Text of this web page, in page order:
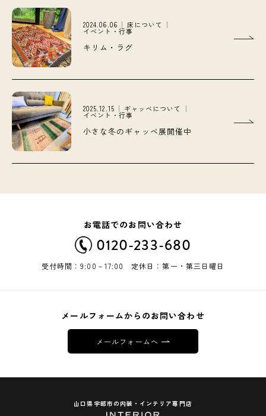
2024.06.06 床について
イベント・行事
キリム・ラグ
2025.12.15 ギャッベについて
イベント・行事
小さな冬のギャッベ展開催中
お電話でのお問い合わせ
0120-233-680
受付時間：9:00－17:00 定休日：第一・第三日曜日
メールフォームからのお問い合わせ
メールフォームへ
山口県宇部市の内装・インテリア専門店